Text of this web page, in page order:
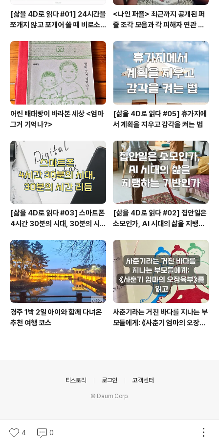
[삶을 4D로 읽다 #01] 24시간을
쪼개지 않고 포개어 쓸 때 비로소
<나인 퍼즐> 최근까지 공개된 퍼
즐 조각 모음과 각 피해자 연관 관
어린 배태랑이 바라본 세상 <엄마
그거 기억나?>
[삶을 4D로 읽다 #05] 휴가지에
서 계획을 지우고 감각을 켜는 법
[삶을 4D로 읽다 #03] 스마트폰
4시간 30분의 시대, 30분의 시간
[삶을 4D로 읽다 #02] 집안일은
소모인가, AI 시대의 삶을 지탱하
경주 1박 2일 아이와 함께 다녀온
추천 여행 코스
사춘기라는 거친 바다를 지나는 부
모들에게: 《사춘기 엄마의 오장육
4 0
티스토리 로그인 고객센터
© Daum Corp.